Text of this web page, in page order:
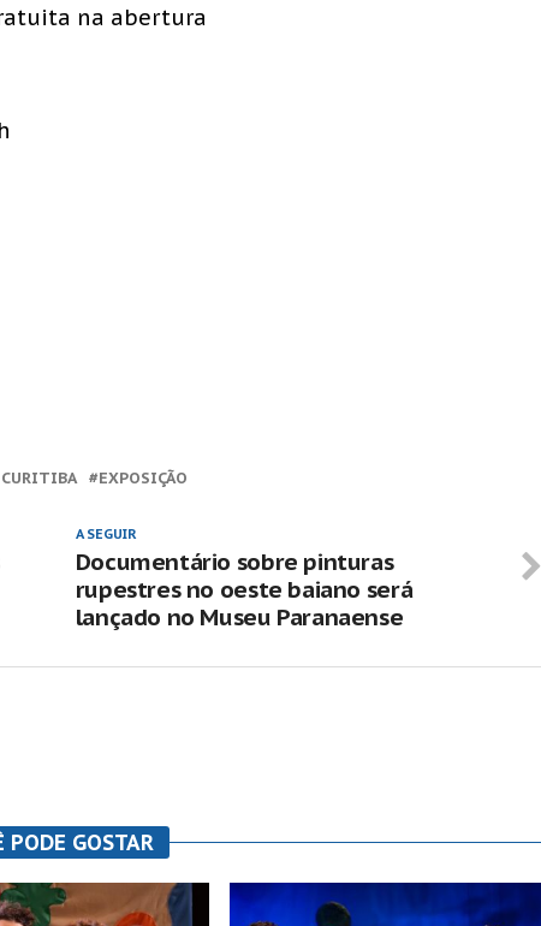
na abertura
CURITIBA EXPOSIÇÃO
A SEGUIR
Documentário sobre pinturas
rupestres no oeste baiano será
lançado no Museu Paranaense
PODE GOSTAR